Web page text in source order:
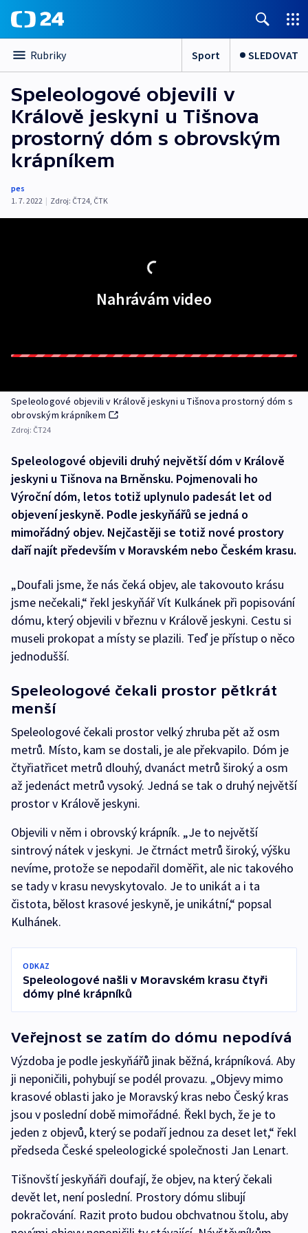
Rubriky Sport SLEDOVAT
Speleologové objevili v
Králově jeskyni u Tišnova
prostorný dóm s obrovským
krápníkem
pes
1. 7. 2022 | Zdroj: ČT24, ČTK
Nahrávám video
Speleologové objevili v Králově jeskyni u Tišnova prostorný dóm s
obrovským krápníkem
Zdroj: ČT24
Speleologové objevili druhý největší dóm v Králově
jeskyni u Tišnova na Brněnsku. Pojmenovali ho
Výroční dóm, letos totiž uplynulo padesát let od
objevení jeskyně. Podle jeskyňářů se jedná o
mimořádný objev. Nejčastěji se totiž nové prostory
daří najít především v Moravském nebo Českém krasu.
„Doufali jsme, že nás čeká objev, ale takovouto krásu
jsme nečekali,“ řekl jeskyňář Vít Kulkánek při popisování
dómu, který objevili v březnu v Králově jeskyni. Cestu si
museli prokopat a místy se plazili. Teď je přístup o něco
jednodušší.
Speleologové čekali prostor pětkrát
menší
Speleologové čekali prostor velký zhruba pět až osm
metrů. Místo, kam se dostali, je ale překvapilo. Dóm je
čtyřiatřicet metrů dlouhý, dvanáct metrů široký a osm
až jedenáct metrů vysoký. Jedná se tak o druhý největší
prostor v Králově jeskyni.
Objevili v něm i obrovský krápník. „Je to největší
sintrový nátek v jeskyni. Je čtrnáct metrů široký, výšku
nevíme, protože se nepodařil doměřit, ale nic takového
se tady v krasu nevyskytovalo. Je to unikát a i ta
čistota, bělost krasové jeskyně, je unikátní,“ popsal
Kulhánek.
ODKAZ
Speleologové našli v Moravském krasu čtyři
dómy plné krápníků
Veřejnost se zatím do dómu nepodívá
Výzdoba je podle jeskyňářů jinak běžná, krápníková. Aby
ji neponičili, pohybují se podél provazu. „Objevy mimo
krasové oblasti jako je Moravský kras nebo Český kras
jsou v poslední době mimořádné. Řekl bych, že je to
jeden z objevů, který se podaří jednou za deset let,“ řekl
předseda České speleologické společnosti Jan Lenart.
Tišnovští jeskyňáři doufají, že objev, na který čekali
devět let, není poslední. Prostory dómu slibují
pokračování. Razit proto budou obchvatnou štolu, aby